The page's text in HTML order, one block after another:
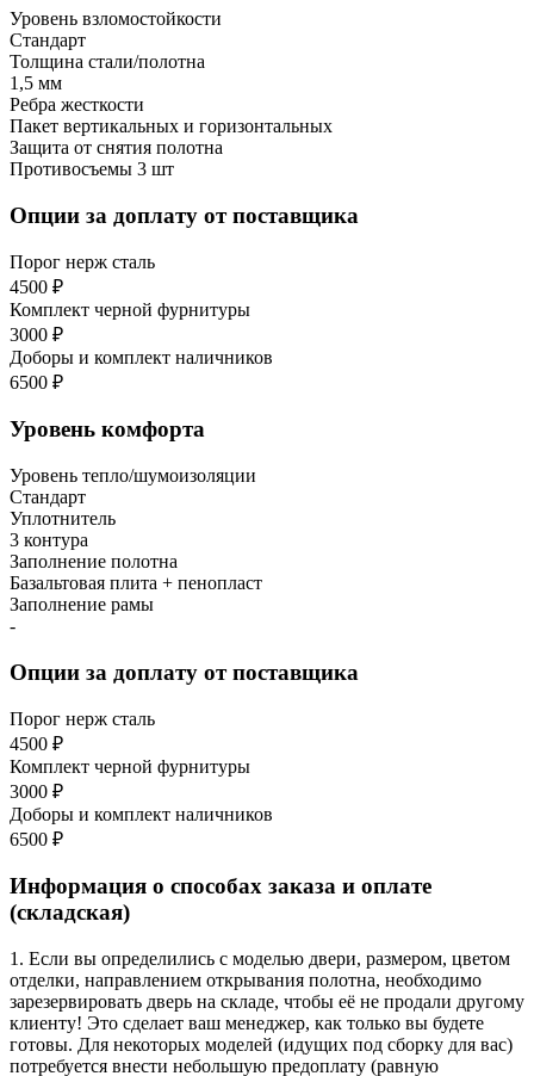
Уровень взломостойкости
Стандарт
Толщина стали/полотна
1,5 мм
Ребра жесткости
Пакет вертикальных и горизонтальных
Защита от снятия полотна
Противосъемы 3 шт
Опции за доплату от поставщика
Порог нерж сталь
4500 ₽
Комплект черной фурнитуры
3000 ₽
Доборы и комплект наличников
6500 ₽
Уровень комфорта
Уровень тепло/шумоизоляции
Стандарт
Уплотнитель
3 контура
Заполнение полотна
Базальтовая плита + пенопласт
Заполнение рамы
-
Опции за доплату от поставщика
Порог нерж сталь
4500 ₽
Комплект черной фурнитуры
3000 ₽
Доборы и комплект наличников
6500 ₽
Информация о способах заказа и оплате
(складская)
1. Если вы определились с моделью двери, размером, цветом
отделки, направлением открывания полотна, необходимо
зарезервировать дверь на складе, чтобы её не продали другому
клиенту! Это сделает ваш менеджер, как только вы будете
готовы. Для некоторых моделей (идущих под сборку для вас)
потребуется внести небольшую предоплату (равную